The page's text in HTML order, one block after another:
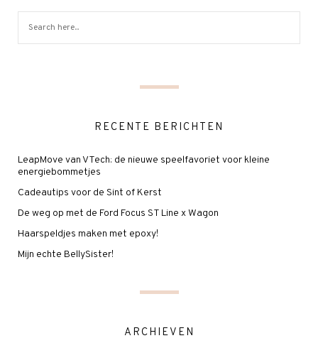
RECENTE BERICHTEN
LeapMove van VTech: de nieuwe speelfavoriet voor kleine
energiebommetjes
Cadeautips voor de Sint of Kerst
De weg op met de Ford Focus ST Line x Wagon
Haarspeldjes maken met epoxy!
Mijn echte BellySister!
ARCHIEVEN